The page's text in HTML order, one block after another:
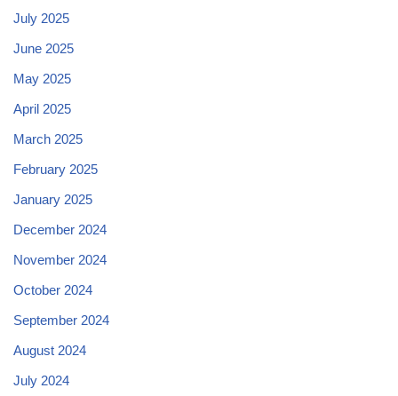
July 2025
June 2025
May 2025
April 2025
March 2025
February 2025
January 2025
December 2024
November 2024
October 2024
September 2024
August 2024
July 2024